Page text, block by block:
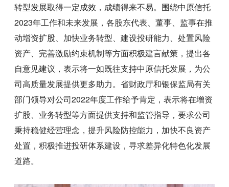
转型发展取得一定成效，成绩得来不易。围绕中原信托
2023年工作和未来发展，各股东代表、董事、监事在推
动增资扩股、加快业务转型、建设投研能力、处置风险
资产、完善激励约束机制等方面积极建言献策，提出各
自意见建议，表示将一如既往支持中原信托发展，为公
司高质量发展提供更多助力。省财政厅和银保监局有关
部门领导对公司2022年度工作给予肯定，表示将在增资
扩股、业务转型等方面提供支持和监管指导，要求公司
秉持稳健经营理念，提升风险防控能力，加快不良资产
处置，积极推进投研体系建设，寻求差异化特色化发展
道路。